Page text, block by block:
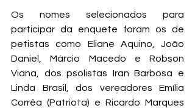
Os nomes selecionados para
participar da enquete foram os de
petistas como Eliane Aquino, João
Daniel, Márcio Macedo e Robson
Viana, dos psolistas Iran Barbosa e
Linda Brasil, dos vereadores Emília
Corrêa (Patriota) e Ricardo Marques